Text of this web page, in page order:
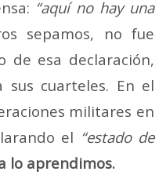
“aquí no hay una
sepamos, no fue
de esa declaración,
sus cuarteles. En el
militares en
el “estado de
lo aprendimos.